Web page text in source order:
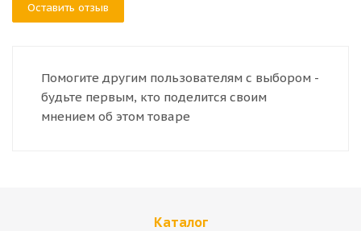
Оставить отзыв
Помогите другим пользователям с выбором -
будьте первым, кто поделится своим
мнением об этом товаре
Каталог